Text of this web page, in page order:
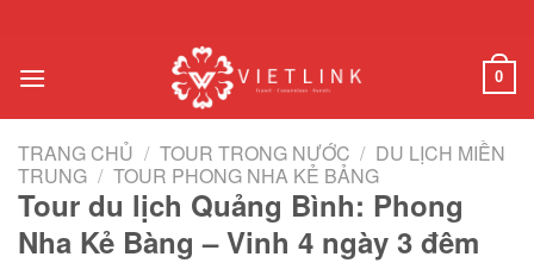
nội
0
TRANG CHỦ / TOUR TRONG NƯỚC / DU LỊCH MIỀN
TRUNG / TOUR PHONG NHA KẺ BẢNG
Tour du lịch Quảng Bình: Phong
Nha Kẻ Bàng – Vinh 4 ngày 3 đêm